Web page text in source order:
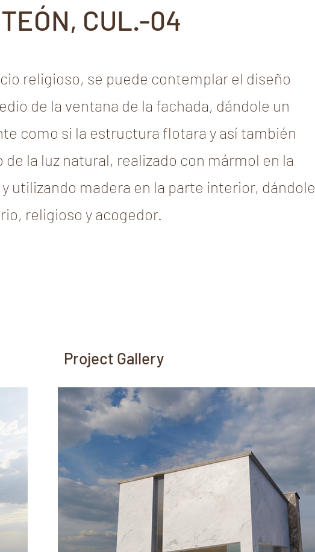
CUL.-04
religioso, se puede contemplar el diseño
de la ventana de la fachada, dándole un
como si la estructura flotara y así también
de la luz natural, realizado con mármol en la
utilizando madera en la parte interior, dándole
religioso y acogedor.
Project Gallery